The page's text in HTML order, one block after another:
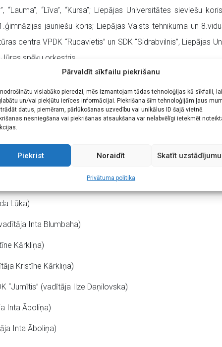
Pārvaldīt sīkfailu piekrišanu
vislabāko pieredzi, mēs izmantojam tādas tehnoloģijas kā sīkfaili, lai
un/vai piekļūtu ierīces informācijai. Piekrišana šīm tehnoloģijām ļaus
datus, piemēram, pārlūkošanas uzvedību vai unikālus ID šajā vietnē.
nesniegšana vai piekrišanas atsaukšana var nelabvēlīgi ietekmēt
Piekrist Noraidīt Skatīt
Privātuma politika
“Lauma”, “Līva”, “Kursa”; Liepājas Universitātes sieviešu
jauniešu koris; Liepājas Valsts tehnikuma un
centra VPDK “Rucavietis” un SDK “Sidrabvilnis”, Liepājas
spēku orķestris.
gaismai Mežaparka Lielajā estrādē.
latviešu Dziesmu un XVII Deju svētkos:
Lūka)
Inta Blumbaha)
Kārkliņa)
Kristīne Kārkliņa)
“Jumītis” (vadītāja Ilze Daņilovska)
Inta Āboliņa)
Inta Āboliņa)